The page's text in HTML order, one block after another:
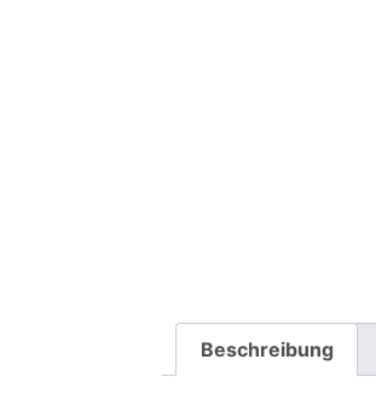
Beschreibung